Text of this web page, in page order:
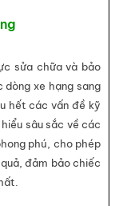
sửa chữa và bảo
xe hạng sang
hết các vấn đề kỹ
sâu sắc về các
phú, cho phép
đảm bảo chiếc